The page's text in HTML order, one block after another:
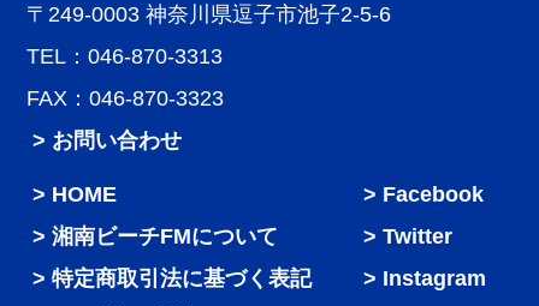
〒249-0003 神奈川県逗子市池子2-5-6
TEL：046-870-3313
FAX：046-870-3323
> お問い合わせ
HOME
湘南ビーチFMについて
特定商取引法に基づく表記
Facebook
Twitter
Instagram